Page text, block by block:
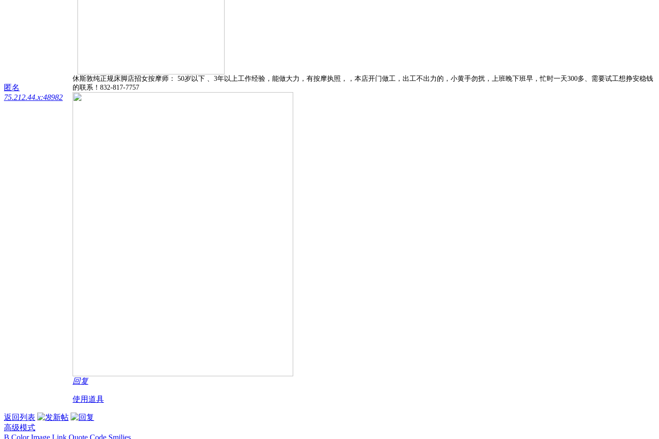
匿名
75.212.44.x:48982
休斯敦纯正规床脚店招女按摩师： 50岁以下 、3年以上工作经验，能做大力，有按摩执照，，本店开门做工，出工不出力的，小黄手勿扰，上班晚下班早，忙时一天300多、需要试工想挣安稳钱
的联系！832-817-7757
回复
使用道具
返回列表
高级模式
B Color Image Link Quote Code Smilies